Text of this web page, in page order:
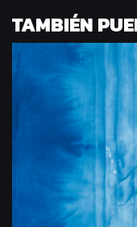
TAMBIÉN